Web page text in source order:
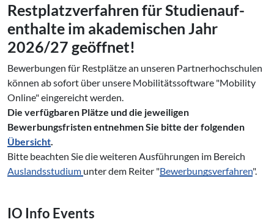
Rest­platz­ver­fah­ren für Stu­di­en­auf­
ent­hal­te im aka­de­mi­schen Jahr
2026/27 geöffnet!
Bewerbungen für Restplätze an unseren Partnerhochschulen
können ab sofort über unsere Mobilitätssoftware "Mobility
Online" eingereicht werden.
Die verfügbaren Plätze und die jeweiligen
Bewerbungsfristen entnehmen Sie bitte der folgenden
Übersicht.
Bitte beachten Sie die weiteren Ausführungen im Bereich
Auslandsstudium unter dem Reiter "Bewerbungsverfahren".
IO Info Events